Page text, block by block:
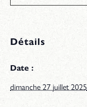
Détails
Date :
dimanche 27 juillet 2025